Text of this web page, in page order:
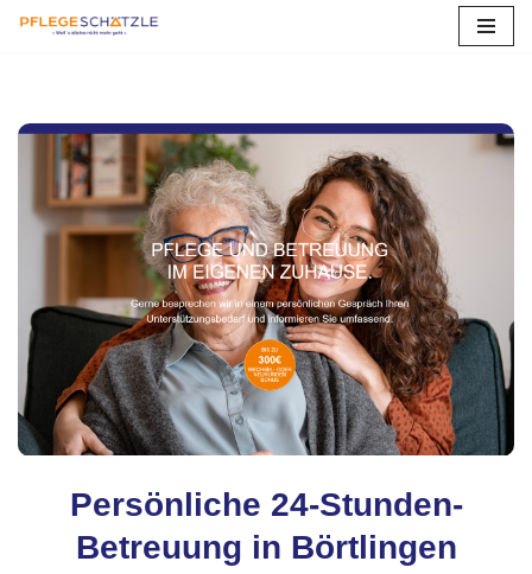
springen
Persönliche 24-Stunden-
Betreuung in Börtlingen